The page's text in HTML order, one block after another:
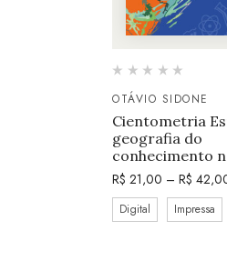
OTÁVIO SIDONE
Cientometria
geografia do
conhecimento
R$ 21,00 – R$
Digital Impressa